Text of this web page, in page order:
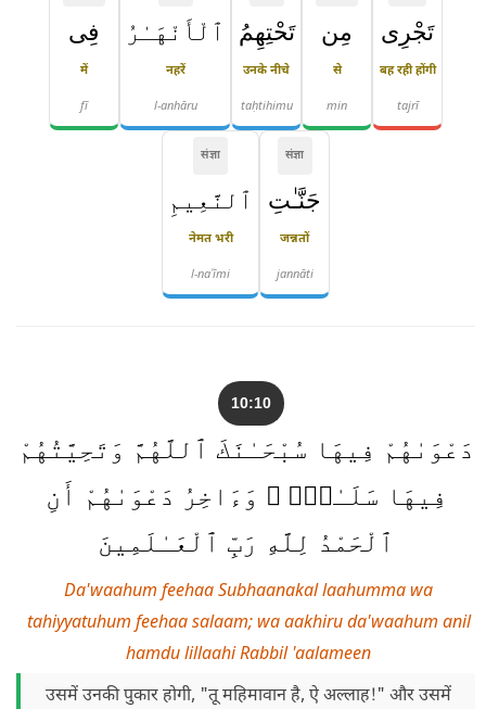
تَجْرِى
बह रही होंगी
tajrī
مِن
से
min
تَحْتِهِمُ
उनके नीचे
taḥtihimu
ٱلْأَنْهَـٰرُ
नहरें
l-anhāru
فِى
में
fī
संज्ञा
جَنَّـٰتِ
जन्नतों
jannāti
संज्ञा
ٱلنَّعِيمِ
नेमत भरी
l-naʿīmi
10:10
دَعْوَىٰهُمْ فِيهَا سُبْحَـٰنَكَ ٱللَّهُمَّ وَتَحِيَّتُهُمْ
فِيهَا سَلَـٰمٌۭ ۚ وَءَاخِرُ دَعْوَىٰهُمْ أَنِ
ٱلْحَمْدُ لِلَّهِ رَبِّ ٱلْعَـٰلَمِينَ
Da'waahum feehaa Subhaanakal laahumma wa
tahiyyatuhum feehaa salaam; wa aakhiru da'waahum anil
hamdu lillaahi Rabbil 'aalameen
उसमें उनकी पुकार होगी, "तू महिमावान है, ऐ अल्लाह!" और उसमें